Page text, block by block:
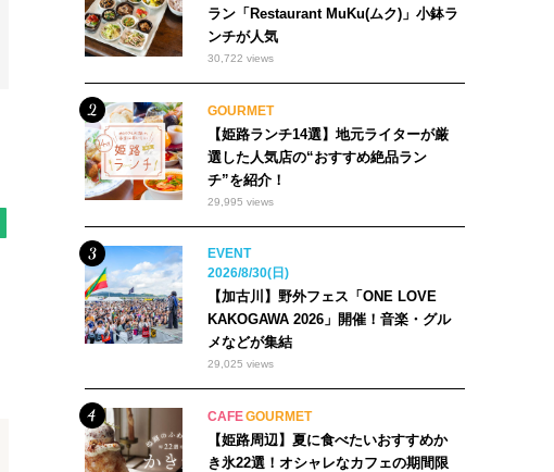
ラン「Restaurant MuKu(ムク)」小鉢ラ
ンチが人気
30,722 views
GOURMET
【姫路ランチ14選】地元ライターが厳
選した人気店の“おすすめ絶品ラン
チ”を紹介！
29,995 views
EVENT
2026/8/30(日)
【加古川】野外フェス「ONE LOVE
KAKOGAWA 2026」開催！音楽・グル
メなどが集結
29,025 views
CAFEGOURMET
【姫路周辺】夏に食べたいおすすめか
き氷22選！オシャレなカフェの期間限